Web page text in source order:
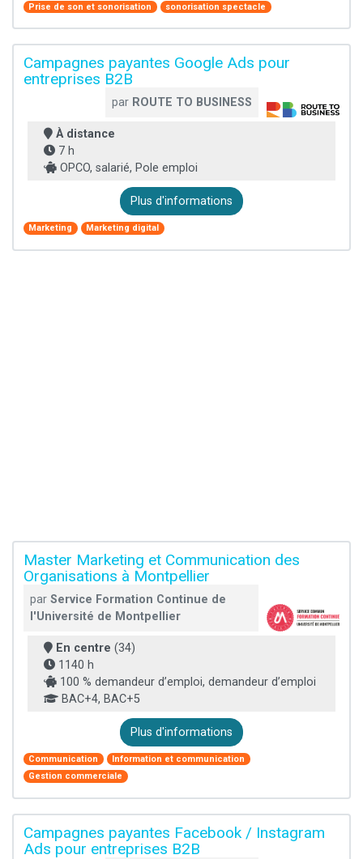
Prise de son et sonorisation
sonorisation spectacle
Campagnes payantes Google Ads pour
entreprises B2B
par ROUTE TO BUSINESS
À distance
7 h
OPCO, salarié, Pole emploi
Plus d'informations
Marketing Marketing digital
Master Marketing et Communication des
Organisations à Montpellier
par Service Formation Continue de
l'Université de Montpellier
En centre (34)
1140 h
100 % demandeur d’emploi, demandeur d’emploi
BAC+4, BAC+5
Plus d'informations
Communication
Information et communication
Gestion commerciale
Campagnes payantes Facebook / Instagram
Ads pour entreprises B2B